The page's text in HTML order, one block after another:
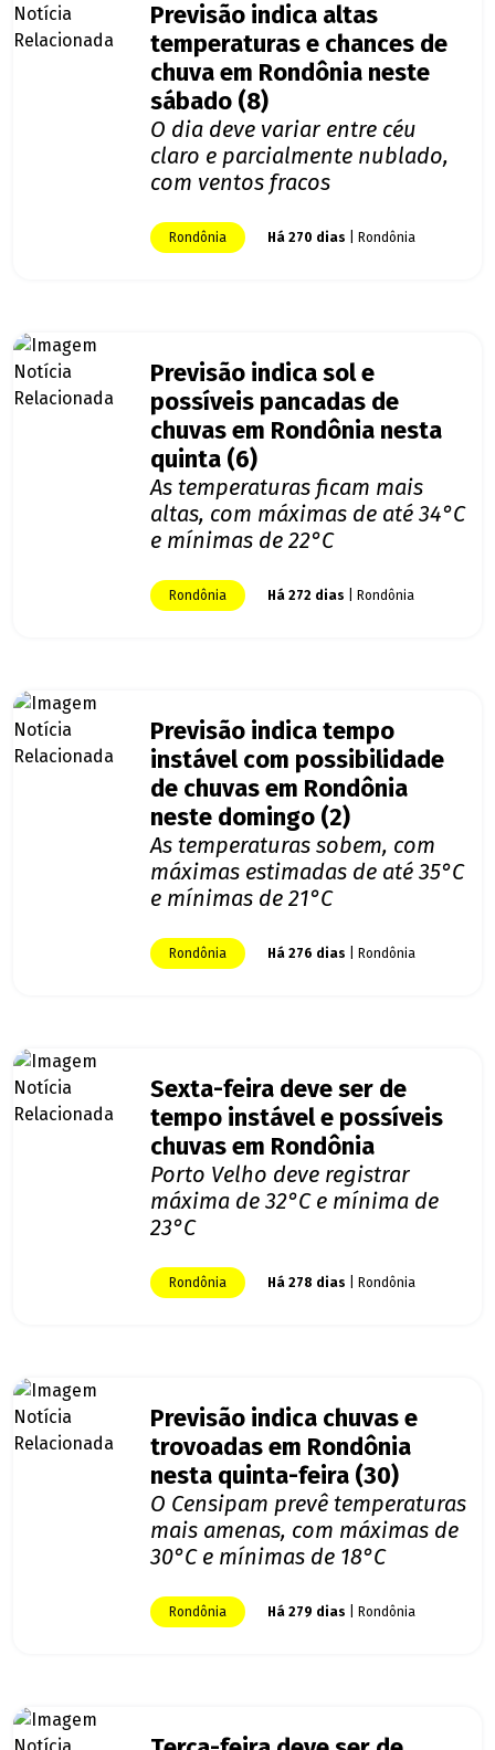
Previsão indica altas
temperaturas e chances de
chuva em Rondônia neste
sábado (8)
O dia deve variar entre céu
claro e parcialmente nublado,
com ventos fracos
Rondônia Há 270 dias | Rondônia
Previsão indica sol e
possíveis pancadas de
chuvas em Rondônia nesta
quinta (6)
As temperaturas ficam mais
altas, com máximas de até 34°C
e mínimas de 22°C
Rondônia Há 272 dias | Rondônia
Previsão indica tempo
instável com possibilidade
de chuvas em Rondônia
neste domingo (2)
As temperaturas sobem, com
máximas estimadas de até 35°C
e mínimas de 21°C
Rondônia Há 276 dias | Rondônia
Sexta-feira deve ser de
tempo instável e possíveis
chuvas em Rondônia
Porto Velho deve registrar
máxima de 32°C e mínima de
23°C
Rondônia Há 278 dias | Rondônia
Previsão indica chuvas e
trovoadas em Rondônia
nesta quinta-feira (30)
O Censipam prevê temperaturas
mais amenas, com máximas de
30°C e mínimas de 18°C
Rondônia Há 279 dias | Rondônia